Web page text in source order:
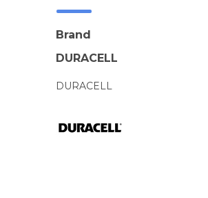
Brand
DURACELL
DURACELL